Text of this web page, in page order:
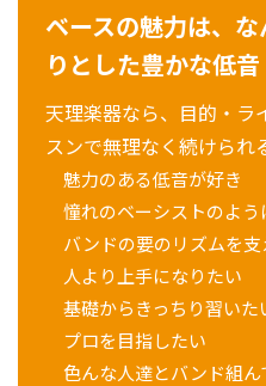
ベースの魅力は、
りとした豊かな低音
天理楽器なら、目的・ラ
スンで無理なく続けられ
魅力のある低音が好き
憧れのベーシストのよ
バンドの要のリズムを支
人より上手になりたい
基礎からきっちり習いた
プロを目指したい
色んな人達とバンド組ん